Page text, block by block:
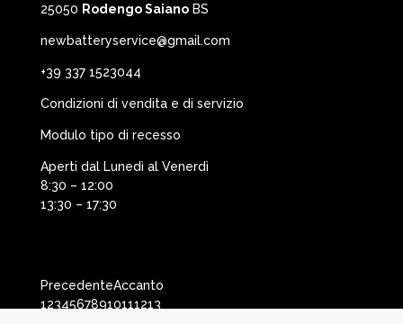
25050 Rodengo SaianoBS
newbatteryservice@gmail.com
+39 337 1523044
Condizioni di vendita e di servizio
Modulo tipo di recesso
Aperti dal Lunedì al Venerdì
8:30 – 12:00
13:30 – 17:30
PrecedenteAccanto
12345678910111213